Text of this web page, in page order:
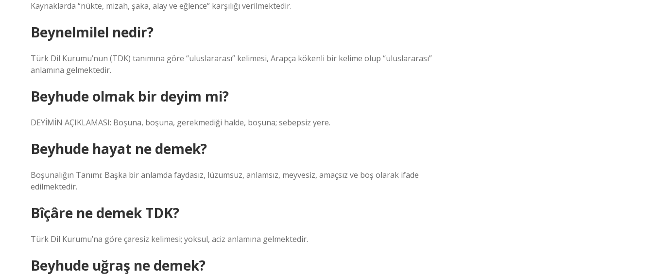
Kaynaklarda “nükte, mizah, şaka, alay ve eğlence” karşılığı verilmektedir.
Beynelmilel nedir?
Türk Dil Kurumu’nun (TDK) tanımına göre “uluslararası” kelimesi, Arapça kökenli bir kelime olup “uluslararası”
anlamına gelmektedir.
Beyhude olmak bir deyim mi?
DEYİMİN AÇIKLAMASI: Boşuna, boşuna, gerekmediği halde, boşuna; sebepsiz yere.
Beyhude hayat ne demek?
Boşunalığın Tanımı: Başka bir anlamda faydasız, lüzumsuz, anlamsız, meyvesiz, amaçsız ve boş olarak ifade
edilmektedir.
Bîçâre ne demek TDK?
Türk Dil Kurumu’na göre çaresiz kelimesi; yoksul, aciz anlamına gelmektedir.
Beyhude uğraş ne demek?